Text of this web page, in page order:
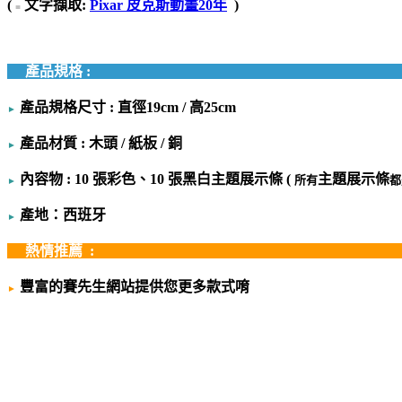
( ■ 文字擷取: Pixar 皮克斯動畫20年 )
產品規格 :
► 產品規格尺寸 : 直徑19cm / 高25cm
► 產品材質 : 木頭 / 紙板 / 銅
► 內容物 : 10 張彩色、10 張黑白主題展示條 ( 所有主題展示條
► 產地：西班牙
熱情推薦 :
► 豐富的賽先生網站提供您更多款式唷